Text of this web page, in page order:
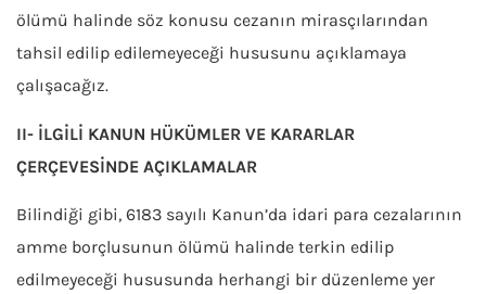
ölümü halinde söz konusu cezanın mirasçılarından
tahsil edilip edilemeyeceği hususunu açıklamaya
çalışacağız.
II- İLGİLİ KANUN HÜKÜMLER VE KARARLAR
ÇERÇEVESİNDE AÇIKLAMALAR
Bilindiği gibi, 6183 sayılı Kanun’da idari para cezalarının
amme borçlusunun ölümü halinde terkin edilip
edilmeyeceği hususunda herhangi bir düzenleme yer